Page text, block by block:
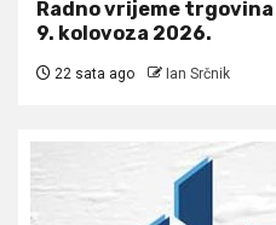
Radno vrijeme
9. kolovoza 2026.
22 sata ago Ian Srčnik